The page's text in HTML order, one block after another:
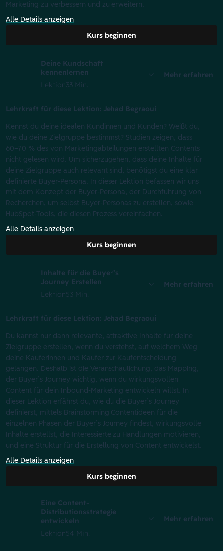
Marketing zu verbessern und zu erweitern.
Alle Details anzeigen
Kurs beginnen
Deine Kundschaft
kennenlernen
Lektion33 Min.
Mehr erfahren
Lehrkraft für diese Lektion: Jehad Begraoui
Kennst du deine idealen Kundinnen und Kunden? Weißt du,
wie du deine Zielgruppe bestimmst? Studien zeigen, dass
60–70 % des von Marketingabteilungen erstellten Contents
nicht gelesen wird. Um sicherzugehen, dass deine Inhalte für
deine Zielgruppe auch relevant sind, benötigst du eine klar
definierte Buyer-Persona. In dieser Lektion befassen wir uns
mit dem Konzept der Buyer-Persona, der Durchführung von
Recherchen, um selbst Buyer-Personas zu erstellen, sowie
HubSpot-Tools, die diesen Prozess vereinfachen.
Alle Details anzeigen
Kurs beginnen
Inhalte für die Buyer’s
Journey Erstellen
Lektion53 Min.
Mehr erfahren
Lehrkraft für diese Lektion: Jehad Begraoui
Du kannst nur dann relevante, attraktive Inhalte für deine
Zielgruppe erstellen, wenn du verstehst, auf welchem Weg
deine Käuferinnen und Käufer zur Kaufentscheidung
gelangen. Deshalb ist die Veranschaulichung, das Mapping,
der Buyer’s Journey wichtig, wenn du wirkungsvollen
Content für dein Inbound-Marketing entwickeln willst. In
dieser Lektion erfährst du, wie du die Buyer’s Journey
definierst, mittels Brainstorming Contentideen für die
einzelnen Phasen der Buyer’s Journey findest, wirkungsvolle
Inhalte erstellst, die Interessierte zu Handlungen motivieren,
und eine Struktur für die Erstellung von Content entwickelst.
Alle Details anzeigen
Kurs beginnen
Eine Content-
Distributionsstrategie
entwickeln
Lektion54 Min.
Mehr erfahren